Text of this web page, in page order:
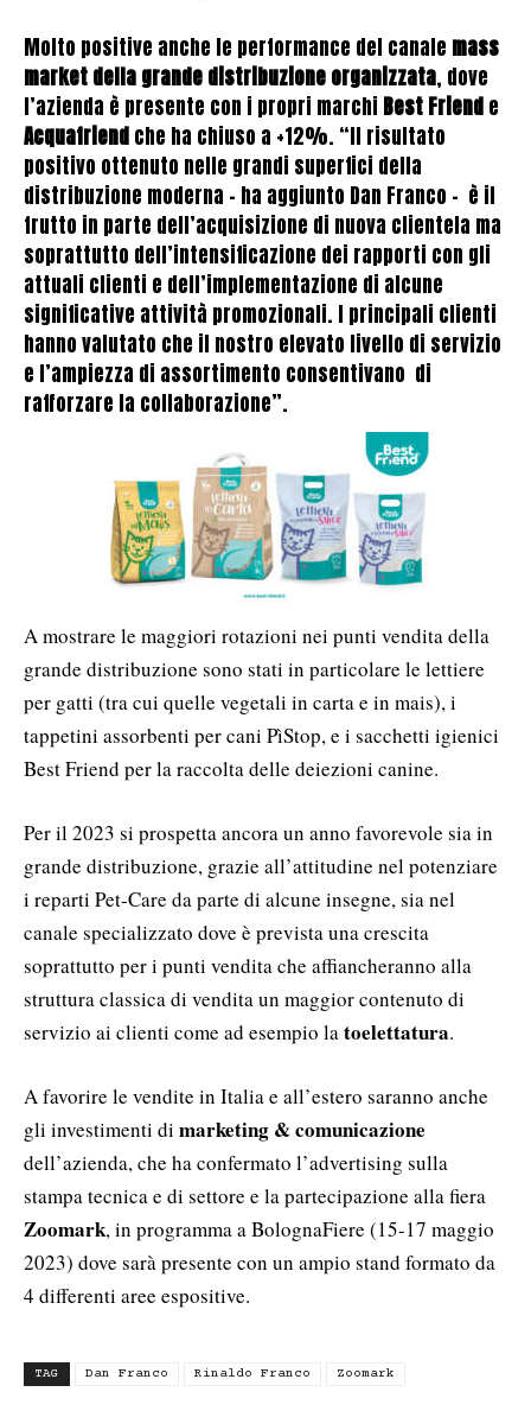
Molto positive anche le performance del canale mass
market della grande distribuzione organizzata, dove
l’azienda è presente con i propri marchi Best Friende
Acquafriendche ha chiuso a +12%. “Il risultato
positivo ottenuto nelle grandi superfici della
distribuzione moderna – ha aggiunto Dan Franco – è il
frutto in parte dell’acquisizione di nuova clientela ma
soprattutto dell’intensificazione dei rapporti con gli
attuali clienti e dell’implementazione di alcune
significative attività promozionali. I principali clienti
hanno valutato che il nostro elevato livello di servizio
e l’ampiezza di assortimento consentivano di
rafforzare la collaborazione”.
A mostrare le maggiori rotazioni nei punti vendita della
grande distribuzione sono stati in particolare le lettiere
per gatti (tra cui quelle vegetali in carta e in mais), i
tappetini assorbenti per cani PìStop, e i sacchetti igienici
Best Friend per la raccolta delle deiezioni canine.
Per il 2023 si prospetta ancora un anno favorevole sia in
grande distribuzione, grazie all’attitudine nel potenziare
i reparti Pet-Care da parte di alcune insegne, sia nel
canale specializzato dove è prevista una crescita
soprattutto per i punti vendita che affiancheranno alla
struttura classica di vendita un maggior contenuto di
servizio ai clienti come ad esempio la toelettatura.
A favorire le vendite in Italia e all’estero saranno anche
gli investimenti di marketing & comunicazione
dell’azienda, che ha confermato l’advertising sulla
stampa tecnica e di settore e la partecipazione alla fiera
Zoomark, in programma a BolognaFiere (15-17 maggio
2023) dove sarà presente con un ampio stand formato da
4 differenti aree espositive.
TAG Dan Franco Rinaldo Franco Zoomark